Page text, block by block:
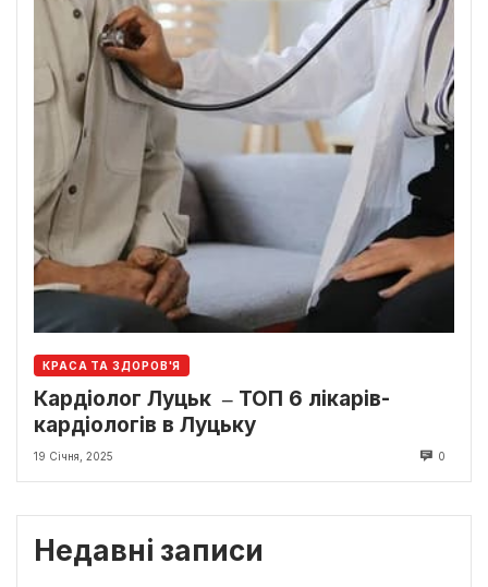
КРАСА ТА ЗДОРОВ'Я
Кардіолог Луцьк ‒ ТОП 6 лікарів-
кардіологів в Луцьку
19 Січня, 2025 0
Недавні записи